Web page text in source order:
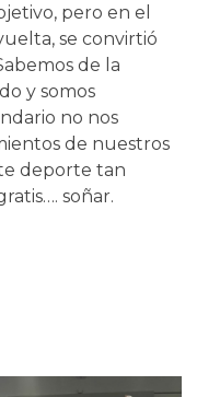
pero en el
se convirtió
de la
y somos
no nos
de nuestros
deporte tan
soñar.